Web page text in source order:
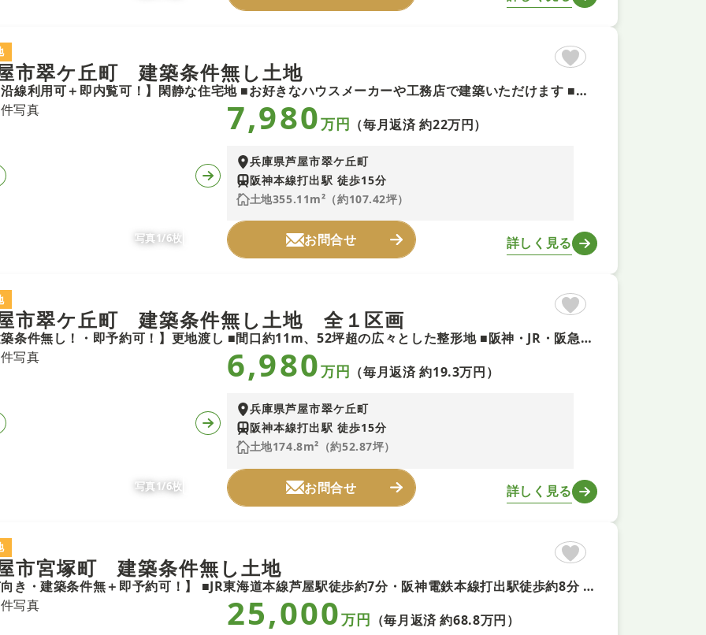
市翠ケ丘町 建築条件無し土地
【３沿線利用可＋即内覧可！】閑静な住宅地 ■お好きなハウスメーカーや工務店で建築いただけます ■約107坪の広々とした平坦地です ■前面道路幅員は約5.2mあり開放感がございます
写真1/6枚
7,980万円 （毎月返済 約22万円）
兵庫県芦屋市翠ケ丘町
阪神本線打出駅 徒歩15分
土地355.11m²（約107.42坪）
お問合せ 詳しく見る
市翠ケ丘町 建築条件無し土地 全１区画
【建築条件無し！・即予約可！】更地渡し ■間口約11m、52坪超の広々とした整形地 ■阪神・JR・阪急利用可能！ ■お好きなハウスメーカーや工務店で建築できます ■国道2号線までお車で約3分！
写真1/6枚
6,980万円 （毎月返済 約19.3万円）
兵庫県芦屋市翠ケ丘町
阪神本線打出駅 徒歩15分
土地174.8m²（約52.87坪）
お問合せ 詳しく見る
市宮塚町 建築条件無し土地
【南向き・建築条件無＋即予約可！】 ■JR東海道本線芦屋駅徒歩約7分・阪神電鉄本線打出駅徒歩約8分 ■約95坪のゆとりある敷地で理想の邸宅や店舗・医院の建築が可能
25,000万円 （毎月返済 約68.8万円）